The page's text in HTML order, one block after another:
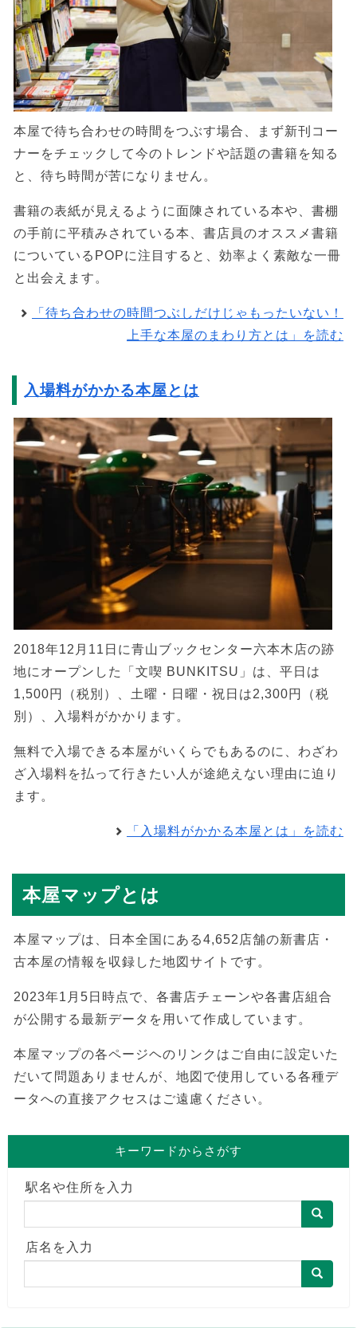
本屋で待ち合わせの時間をつぶす場合、まず新刊コー
ナーをチェックして今のトレンドや話題の書籍を知る
と、待ち時間が苦になりません。
書籍の表紙が見えるように面陳されている本や、書棚
の手前に平積みされている本、書店員のオススメ書籍
についているPOPに注目すると、効率よく素敵な一冊
と出会えます。
「待ち合わせの時間つぶしだけじゃもったいない！
上手な本屋のまわり方とは」を読む
入場料がかかる本屋とは
2018年12月11日に青山ブックセンター六本木店の跡
地にオープンした「文喫 BUNKITSU」は、平日は
1,500円（税別）、土曜・日曜・祝日は2,300円（税
別）、入場料がかかります。
無料で入場できる本屋がいくらでもあるのに、わざわ
ざ入場料を払って行きたい人が途絶えない理由に迫り
ます。
「入場料がかかる本屋とは」を読む
本屋マップとは
本屋マップは、日本全国にある4,652店舗の新書店・
古本屋の情報を収録した地図サイトです。
2023年1月5日時点で、各書店チェーンや各書店組合
が公開する最新データを用いて作成しています。
本屋マップの各ページヘのリンクはご自由に設定いた
だいて問題ありませんが、地図で使用している各種デ
ータへの直接アクセスはご遠慮ください。
キーワードからさがす
駅名や住所を入力
店名を入力